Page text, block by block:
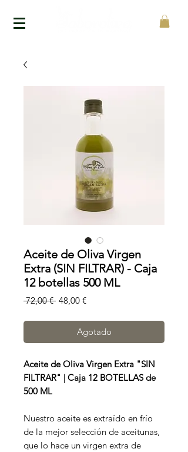
Aceite de Oliva Virgen
Extra (SIN FILTRAR) - Caja
12 botellas 500 ML
72,00 € Precio
48,00 €Precio
oferta
Agotado
Aceite de Oliva Virgen Extra "SIN
FILTRAR" | Caja 12 BOTELLAS de
500 ML
Nuestro aceite es extraído en frío
de la mejor selección de aceitunas,
que lo hace un virgen extra de